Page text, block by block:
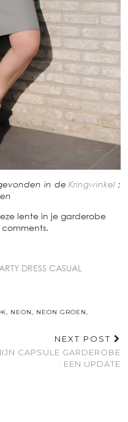
in deKringwinkel ;
lente in je garderobe
DRESS CASUAL
, NEON, NEON GROEN,
NEXT POST
CAPSULE GARDEROBE
: EEN UPDATE